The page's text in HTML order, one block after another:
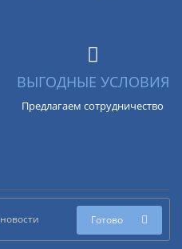
ВЫГОДНЫЕ УСЛОВИЯ
Предлагаем сотрудничество
Готово